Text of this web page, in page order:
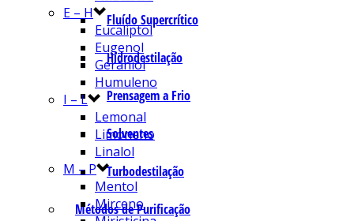
Fluído Supercrítico
Hidrodestilação
Prensagem a Frio
Solventes
Turbodestilação
Métodos de Purificação
E – H
Eucaliptol
Eugenol
Geraniol
Humuleno
I – L
Lemonal
Limoneno
Linalol
M – P
Mentol
Mirceno